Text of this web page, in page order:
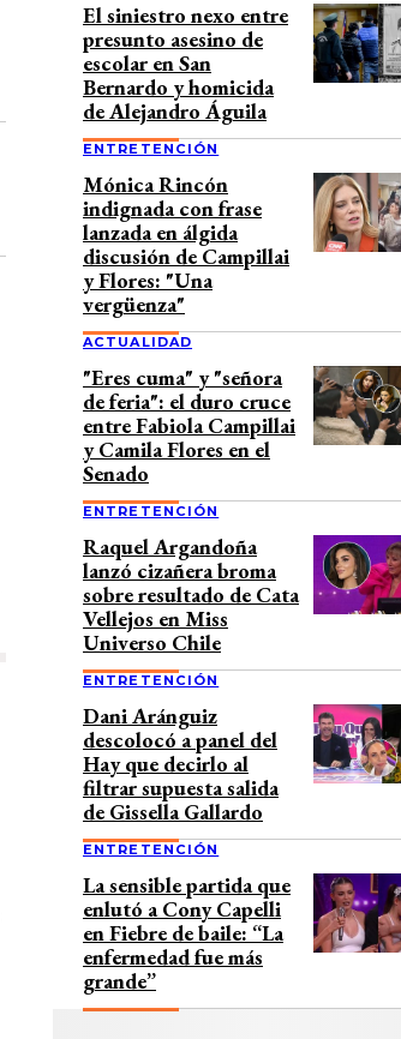
El siniestro nexo entre
presunto asesino de
escolar en San
Bernardo y homicida
de Alejandro Águila
ENTRETENCIÓN
Mónica Rincón
indignada con frase
lanzada en álgida
discusión de Campillai
y Flores: "Una
vergüenza"
ACTUALIDAD
"Eres cuma" y "señora
de feria": el duro cruce
entre Fabiola Campillai
y Camila Flores en el
Senado
ENTRETENCIÓN
Raquel Argandoña
lanzó cizañera broma
sobre resultado de Cata
Vellejos en Miss
Universo Chile
ENTRETENCIÓN
Dani Aránguiz
descolocó a panel del
Hay que decirlo al
filtrar supuesta salida
de Gissella Gallardo
ENTRETENCIÓN
La sensible partida que
enlutó a Cony Capelli
en Fiebre de baile: “La
enfermedad fue más
grande”